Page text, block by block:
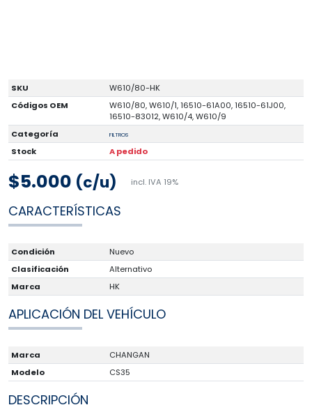
SKU
W610/80-HK
Códigos OEM
W610/80, W610/1, 16510-61A00, 16510-61J00,
16510-83012, W610/4, W610/9
Categoría
FILTROS
Stock A pedido
$5.000 (c/u) incl. IVA 19%
CARACTERÍSTICAS
Condición
Nuevo
Clasificación
Alternativo
Marca
HK
APLICACIÓN DEL VEHÍCULO
Marca
CHANGAN
Modelo
CS35
DESCRIPCIÓN